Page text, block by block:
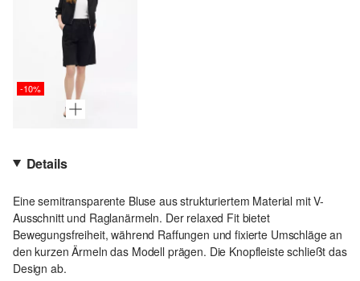
-10%
Details
Eine semitransparente Bluse aus strukturiertem Material mit V-
Ausschnitt und Raglanärmeln. Der relaxed Fit bietet
Bewegungsfreiheit, während Raffungen und fixierte Umschläge an
den kurzen Ärmeln das Modell prägen. Die Knopfleiste schließt das
Design ab.